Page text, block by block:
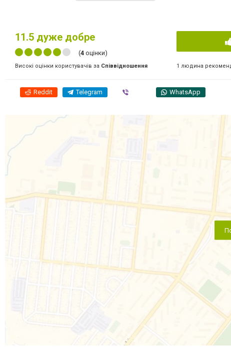
11.5 дуже добре
(4 оцінки)
Високі оцінки користувачів за Співвідношення 1 людина
Reddit Telegram WhatsApp